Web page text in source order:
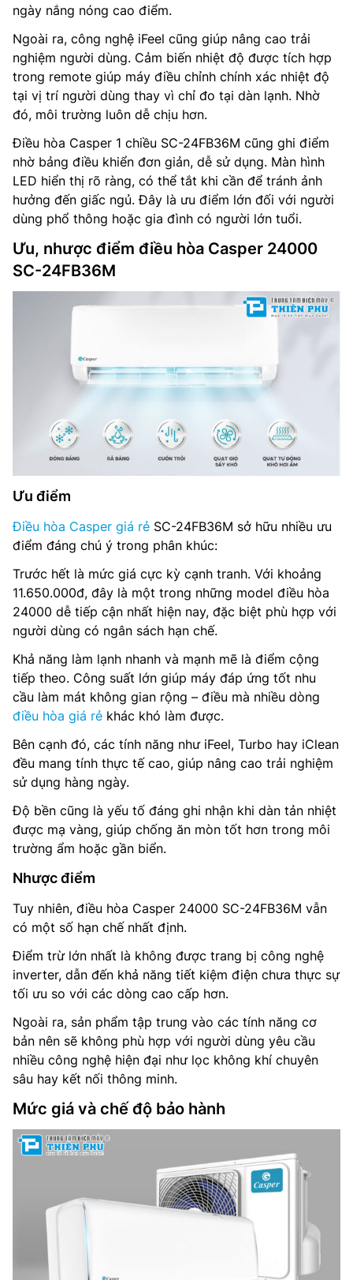
ngày nắng nóng cao điểm.
Ngoài ra, công nghệ iFeel cũng giúp nâng cao trải
nghiệm người dùng. Cảm biến nhiệt độ được tích hợp
trong remote giúp máy điều chỉnh chính xác nhiệt độ
tại vị trí người dùng thay vì chỉ đo tại dàn lạnh. Nhờ
đó, môi trường luôn dễ chịu hơn.
Điều hòa Casper 1 chiều SC-24FB36M cũng ghi điểm
nhờ bảng điều khiển đơn giản, dễ sử dụng. Màn hình
LED hiển thị rõ ràng, có thể tắt khi cần để tránh ảnh
hưởng đến giấc ngủ. Đây là ưu điểm lớn đối với người
dùng phổ thông hoặc gia đình có người lớn tuổi.
Ưu, nhược điểm điều hòa Casper 24000
SC-24FB36M
Ưu điểm
Điều hòa Casper giá rẻ SC-24FB36M sở hữu nhiều ưu
điểm đáng chú ý trong phân khúc:
Trước hết là mức giá cực kỳ cạnh tranh. Với khoảng
11.650.000đ, đây là một trong những model điều hòa
24000 dễ tiếp cận nhất hiện nay, đặc biệt phù hợp với
người dùng có ngân sách hạn chế.
Khả năng làm lạnh nhanh và mạnh mẽ là điểm cộng
tiếp theo. Công suất lớn giúp máy đáp ứng tốt nhu
cầu làm mát không gian rộng – điều mà nhiều dòng
điều hòa giá rẻ khác khó làm được.
Bên cạnh đó, các tính năng như iFeel, Turbo hay iClean
đều mang tính thực tế cao, giúp nâng cao trải nghiệm
sử dụng hàng ngày.
Độ bền cũng là yếu tố đáng ghi nhận khi dàn tản nhiệt
được mạ vàng, giúp chống ăn mòn tốt hơn trong môi
trường ẩm hoặc gần biển.
Nhược điểm
Tuy nhiên, điều hòa Casper 24000 SC-24FB36M vẫn
có một số hạn chế nhất định.
Điểm trừ lớn nhất là không được trang bị công nghệ
inverter, dẫn đến khả năng tiết kiệm điện chưa thực sự
tối ưu so với các dòng cao cấp hơn.
Ngoài ra, sản phẩm tập trung vào các tính năng cơ
bản nên sẽ không phù hợp với người dùng yêu cầu
nhiều công nghệ hiện đại như lọc không khí chuyên
sâu hay kết nối thông minh.
Mức giá và chế độ bảo hành